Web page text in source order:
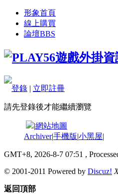
形象首頁
線上購買
論壇BBS
登錄 | 立即註冊
請先登錄後才能繼續瀏覽
|網站地圖
Archiver|手機版|小黑屋|
GMT+8, 2026-8-7 07:51 ,
© 2001-2011 Powered by Discuz!
返回頂部